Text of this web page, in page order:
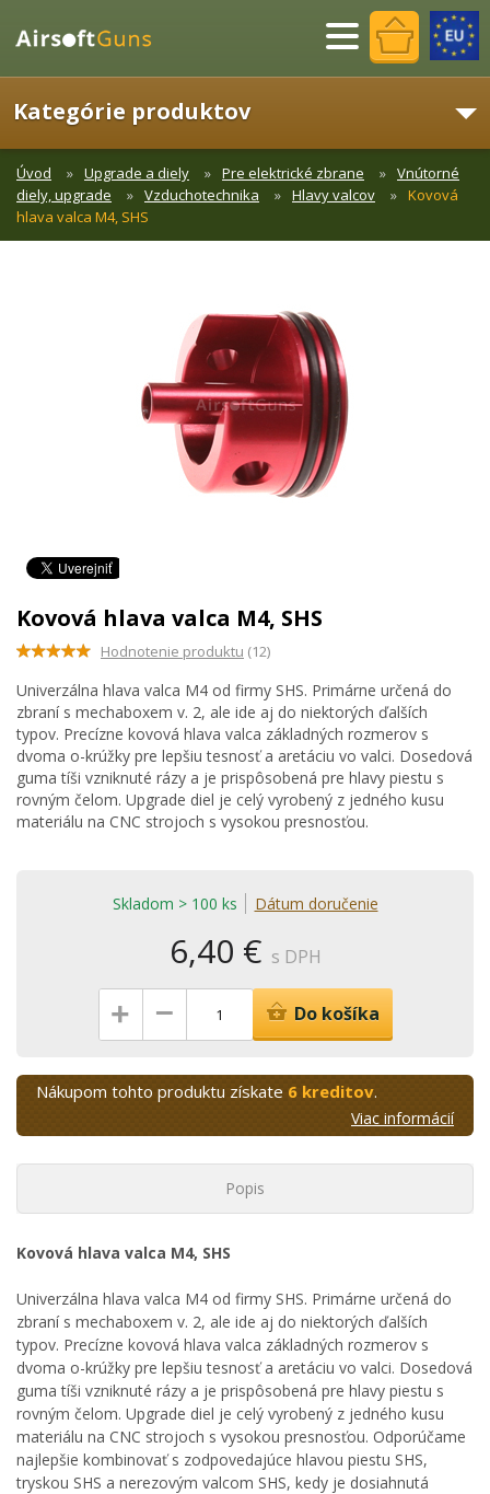
Menu
Kategórie produktov
Úvod Upgrade a diely Pre elektrické zbrane
Vnútorné
diely, upgrade
Vzduchotechnika Hlavy valcov
Kovová
hlava valca M4, SHS
Kovová hlava valca M4, SHS
Hodnotenie produktu (12)
Univerzálna hlava valca M4 od firmy SHS. Primárne určená do
zbraní s mechaboxem v. 2, ale ide aj do niektorých ďalších
typov. Precízne kovová hlava valca základných rozmerov s
dvoma o-krúžky pre lepšiu tesnosť a aretáciu vo valci. Dosedová
guma tíši vzniknuté rázy a je prispôsobená pre hlavy piestu s
rovným čelom. Upgrade diel je celý vyrobený z jedného kusu
materiálu na CNC strojoch s vysokou presnosťou.
Skladom > 100 ks Dátum doručenie
6,40 € s DPH
+ – Do košíka
Nákupom tohto produktu získate 6 kreditov.
Viac informácií
Popis
Kovová hlava valca M4, SHS
Univerzálna hlava valca M4 od firmy SHS. Primárne určená do
zbraní s mechaboxem v. 2, ale ide aj do niektorých ďalších
typov. Precízne kovová hlava valca základných rozmerov s
dvoma o-krúžky pre lepšiu tesnosť a aretáciu vo valci. Dosedová
guma tíši vzniknuté rázy a je prispôsobená pre hlavy piestu s
rovným čelom. Upgrade diel je celý vyrobený z jedného kusu
materiálu na CNC strojoch s vysokou presnosťou. Odporúčame
najlepšie kombinovať s zodpovedajúce hlavou piestu SHS,
tryskou SHS a nerezovým valcom SHS, kedy je dosiahnutá